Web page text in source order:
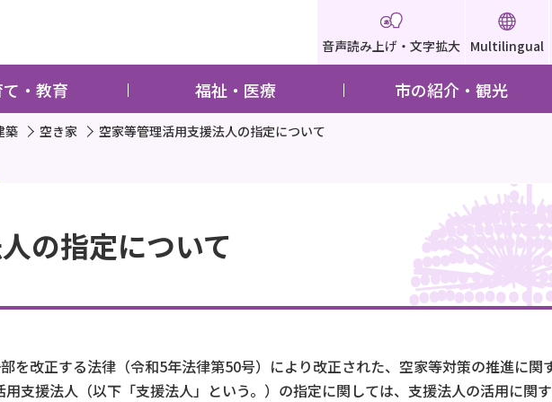
音声読み上げ・文字拡大 Multilingual
・教育 福祉・医療 市の紹介・観光
築 空き家 空家等管理活用支援法人の指定について
の指定について
を改正する法律（令和5年法律第50号）により改正された、空家等対策の推進に
支援法人（以下「支援法人」という。）の指定に関しては、支援法人の活用に関